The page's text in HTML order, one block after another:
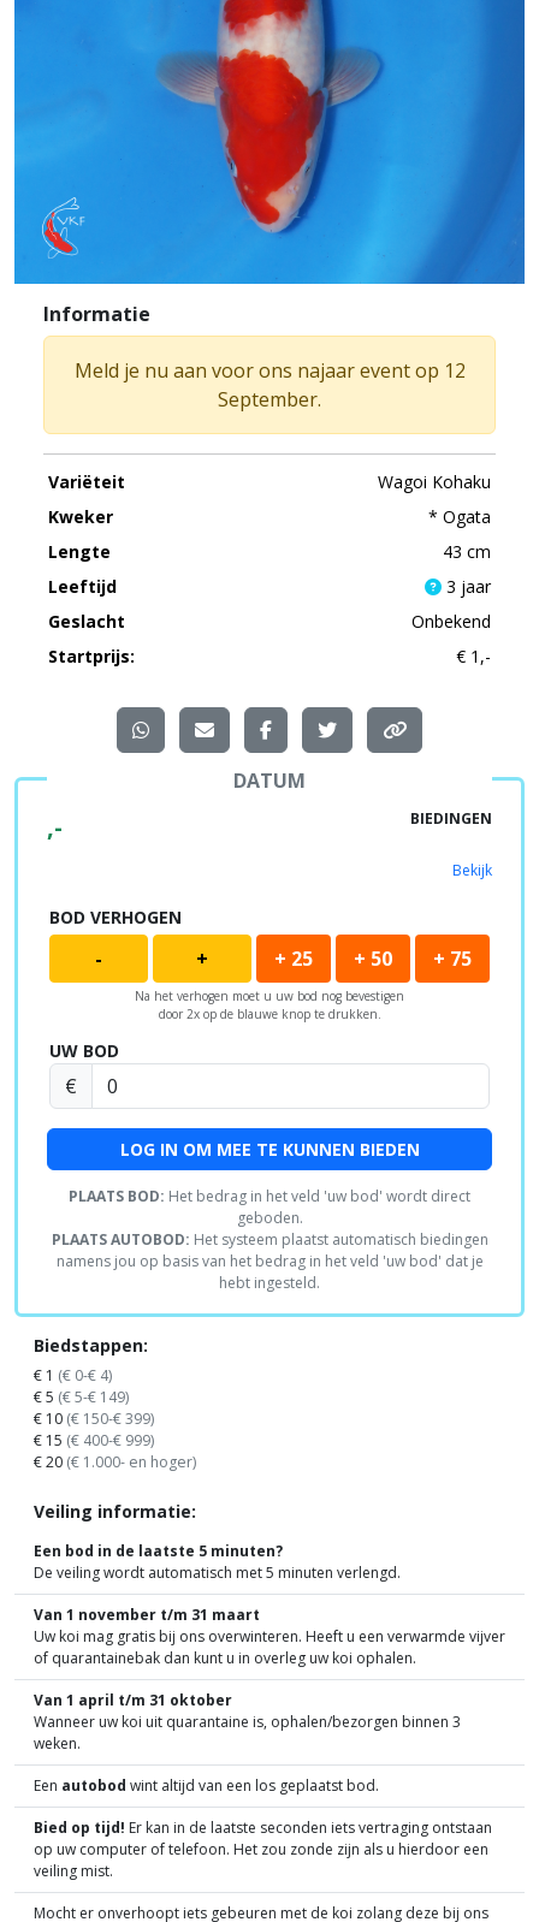
Informatie
Meld je nu aan voor ons najaar event op 12
September.
Variëteit
Wagoi Kohaku
Kweker
* Ogata
Lengte
43 cm
Leeftijd
3 jaar
Geslacht
Onbekend
Startprijs:
€ 1,-
DATUM
,- BIEDINGEN
Bekijk
BOD VERHOGEN
- + + 25 + 50 + 75
Na het verhogen moet u uw bod nog bevestigen
door 2x op de blauwe knop te drukken.
UW BOD
€
LOG IN OM MEE TE KUNNEN BIEDEN
PLAATS BOD: Het bedrag in het veld 'uw bod' wordt direct
geboden.
PLAATS AUTOBOD: Het systeem plaatst automatisch biedingen
namens jou op basis van het bedrag in het veld 'uw bod' dat je
hebt ingesteld.
Biedstappen:
€ 1 (€ 0-€ 4)
€ 5 (€ 5-€ 149)
€ 10 (€ 150-€ 399)
€ 15 (€ 400-€ 999)
€ 20 (€ 1.000- en hoger)
Veiling informatie:
Een bod in de laatste 5 minuten?
De veiling wordt automatisch met 5 minuten verlengd.
Van 1 november t/m 31 maart
Uw koi mag gratis bij ons overwinteren. Heeft u een verwarmde vijver
of quarantainebak dan kunt u in overleg uw koi ophalen.
Van 1 april t/m 31 oktober
Wanneer uw koi uit quarantaine is, ophalen/bezorgen binnen 3
weken.
Een autobod wint altijd van een los geplaatst bod.
Bied op tijd! Er kan in de laatste seconden iets vertraging ontstaan
op uw computer of telefoon. Het zou zonde zijn als u hierdoor een
veiling mist.
Mocht er onverhoopt iets gebeuren met de koi zolang deze bij ons